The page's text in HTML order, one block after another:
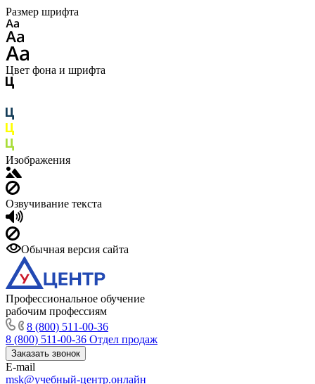
Размер шрифта
Цвет фона и шрифта
Изображения
Озвучивание текста
Обычная версия сайта
Профессиональное обучение
рабочим профессиям
8 (800) 511-00-36
8 (800) 511-00-36 Отдел продаж
Заказать звонок
E-mail
msk@учебный-центр.онлайн